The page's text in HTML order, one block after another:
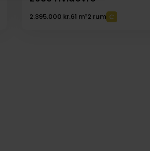
2.395.000 kr.61 m²2 rum